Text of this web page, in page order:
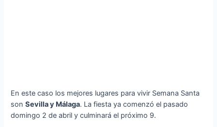
En este caso los mejores lugares para vivir Semana Santa
sonSevilla y Málaga. La fiesta ya comenzó el pasado
domingo 2 de abril y culminará el próximo 9.